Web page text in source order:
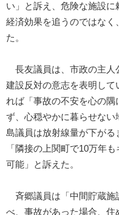
い」と訴え、危険な施設
経済効果を追うのではな
た。
長友議員は、市政の主人
建設反対の意志を表明し
れば「事故の不安を心の
ず、心穏やかに暮らせな
島議員は放射線量が下がる
「隣接の上関町で10万年
可能」と訴えた。
斉郷議員は「中間貯蔵施
べ、事故があった場合、住